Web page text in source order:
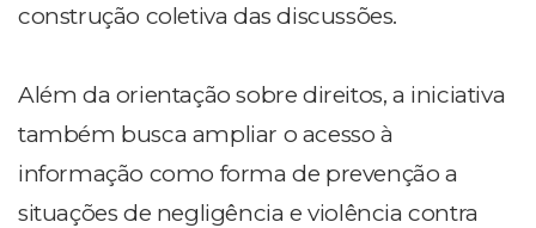
construção coletiva das discussões.
Além da orientação sobre direitos, a iniciativa
também busca ampliar o acesso à
informação como forma de prevenção a
situações de negligência e violência contra